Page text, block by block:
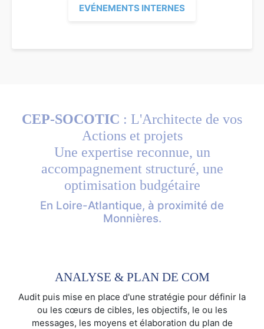
EVÉNEMENTS INTERNES
CEP-SOCOTIC : L'Architecte de vos
Actions et projets
Une expertise reconnue, un
accompagnement structuré, une
optimisation budgétaire
En Loire-Atlantique, à proximité de
Monnières.
ANALYSE & PLAN DE COM
Audit puis mise en place d'une stratégie pour définir la
ou les cœurs de cibles, les objectifs, le ou les
messages, les moyens et élaboration du plan de